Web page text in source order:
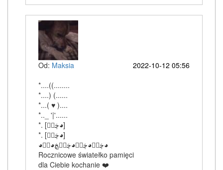
Od: Maksia
2022-10-12 05:56
*....((........
*....) (......
*...( ♥ )....
*.._ '|'......
‎*. [ڿڰۣ◕]
‎*. [ڿڰۣ◕]
‎◕ڿڰۣ◕ڿڰۣ◕ڿڰۣڿ◕ڰۣ◕
Rocznicowe światełko pamięci
dla Ciebie kochanie ❤️